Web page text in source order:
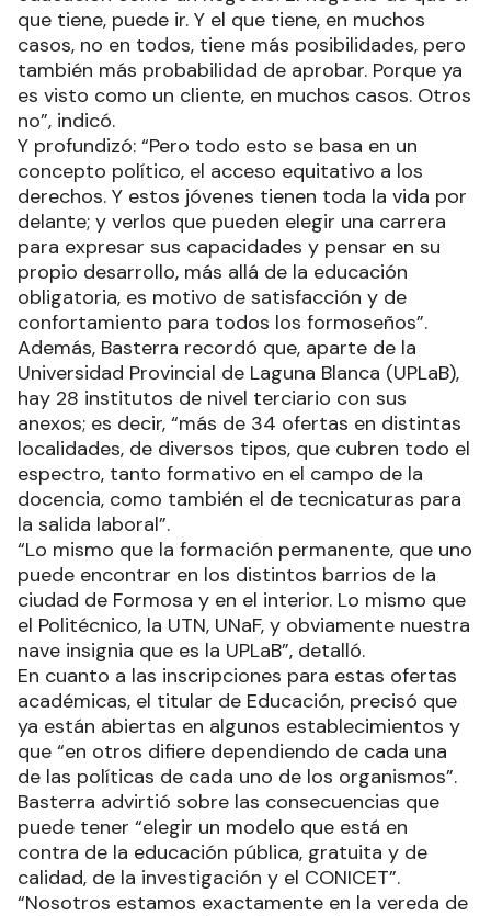
que tiene, puede ir. Y el que tiene, en muchos
casos, no en todos, tiene más posibilidades, pero
también más probabilidad de aprobar. Porque ya
es visto como un cliente, en muchos casos. Otros
no”, indicó.
Y profundizó: “Pero todo esto se basa en un
concepto político, el acceso equitativo a los
derechos. Y estos jóvenes tienen toda la vida por
delante; y verlos que pueden elegir una carrera
para expresar sus capacidades y pensar en su
propio desarrollo, más allá de la educación
obligatoria, es motivo de satisfacción y de
confortamiento para todos los formoseños”.
Además, Basterra recordó que, aparte de la
Universidad Provincial de Laguna Blanca (UPLaB),
hay 28 institutos de nivel terciario con sus
anexos; es decir, “más de 34 ofertas en distintas
localidades, de diversos tipos, que cubren todo el
espectro, tanto formativo en el campo de la
docencia, como también el de tecnicaturas para
la salida laboral”.
“Lo mismo que la formación permanente, que uno
puede encontrar en los distintos barrios de la
ciudad de Formosa y en el interior. Lo mismo que
el Politécnico, la UTN, UNaF, y obviamente nuestra
nave insignia que es la UPLaB”, detalló.
En cuanto a las inscripciones para estas ofertas
académicas, el titular de Educación, precisó que
ya están abiertas en algunos establecimientos y
que “en otros difiere dependiendo de cada una
de las políticas de cada uno de los organismos”.
Basterra advirtió sobre las consecuencias que
puede tener “elegir un modelo que está en
contra de la educación pública, gratuita y de
calidad, de la investigación y el CONICET”.
“Nosotros estamos exactamente en la vereda de